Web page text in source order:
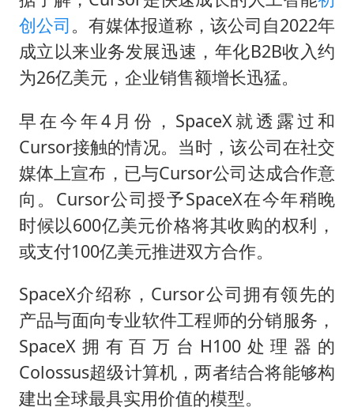
创公司。有媒体报道称，该公司自2022年
成立以来业务发展迅速，年化B2B收入约
为26亿美元，企业销售额增长迅猛。
早在今年4月份，SpaceX就透露过和
Cursor接触的情况。当时，该公司在社交
媒体上宣布，已与Cursor公司达成合作意
向。Cursor公司授予SpaceX在今年稍晚
时候以600亿美元价格将其收购的权利，
或支付100亿美元推进双方合作。
SpaceX介绍称，Cursor公司拥有领先的
产品与面向专业软件工程师的分销服务，
SpaceX拥有百万台H100处理器的
Colossus超级计算机，两者结合将能够构
建出全球最具实用价值的模型。